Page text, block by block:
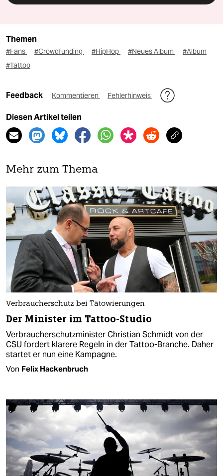
Themen
#Fans #Crowdfunding #HipHop #Neues Album
#Album
#Tattoo
Feedback Kommentieren Fehlerhinweis
Diesen Artikel teilen
Mehr zum Thema
Verbraucherschutz bei Tätowierungen
Der Minister im Tattoo-Studio
Verbraucherschutzminister Christian Schmidt von der
CSU fordert klarere Regeln in der Tattoo-Branche. Daher
startet er nun eine Kampagne.
Von Felix Hackenbruch